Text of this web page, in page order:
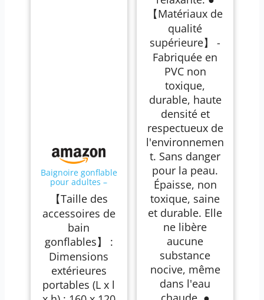
Baignoire gonflable
pour adultes –
Stable et étanche,
baignoire SPA
mobile pliable avec
pompe électrique,
PVC épais, idéale
pour le bain de
glace et la
relaxation (jardin,
balcon, douche)
【Taille des
accessoires de
bain
gonflables】 :
Dimensions
extérieures
portables (L x l
【Matériaux de
qualité
supérieure】 -
Fabriquée en
PVC non
toxique,
durable, haute
densité et
respectueux de
l'environnemen
t. Sans danger
pour la peau.
Épaisse, non
toxique, saine
et durable. Elle
ne libère
aucune
substance
nocive, même
dans l'eau